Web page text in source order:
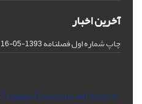
آخرین اخبار
چاپ شماره اول فصلنامه1393-05-16
Creative Commons Attribution-